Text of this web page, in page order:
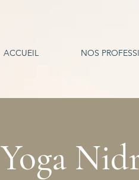
ACCUEIL NOS
Yoga